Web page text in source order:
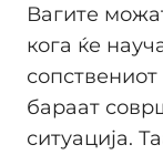
Вагите
кога ќе
бараат
ситуација.